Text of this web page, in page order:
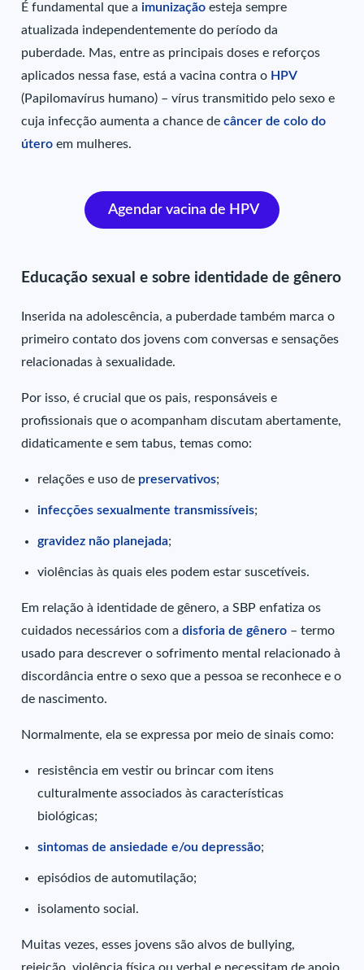
É fundamental que a imunizaçãoesteja sempre
atualizada independentemente do período da
puberdade. Mas, entre as principais doses e reforços
aplicados nessa fase, está a vacina contra o HPV
(Papilomavírus humano) – vírus transmitido pelo sexo e
cuja infecção aumenta a chance decâncer de colo do
úteroem mulheres.
Agendar vacina de HPV
Educação sexual e sobre identidade de gênero
Inserida na adolescência, a puberdade também marca o
primeiro contato dos jovens com conversas e sensações
relacionadas à sexualidade.
Por isso, é crucial que os pais, responsáveis e
profissionais que o acompanham discutam abertamente,
didaticamente e sem tabus, temas como:
relações e uso de preservativos;
infecções sexualmente transmissíveis;
gravidez não planejada;
violências às quais eles podem estar suscetíveis.
Em relação à identidade de gênero, a SBP enfatiza os
cuidados necessários com adisforia de gênero – termo
usado para descrever o sofrimento mental relacionado à
discordância entre o sexo que a pessoa se reconhece e o
de nascimento.
Normalmente, ela se expressa por meio de sinais como:
resistência em vestir ou brincar com itens
culturalmente associados às características
biológicas;
sintomas de ansiedade e/ou depressão;
episódios de automutilação;
isolamento social.
Muitas vezes, esses jovens são alvos de bullying,
rejeição, violência física ou verbal e necessitam de apoio